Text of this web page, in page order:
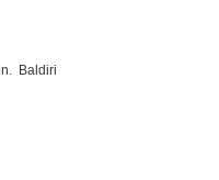
Baldiri